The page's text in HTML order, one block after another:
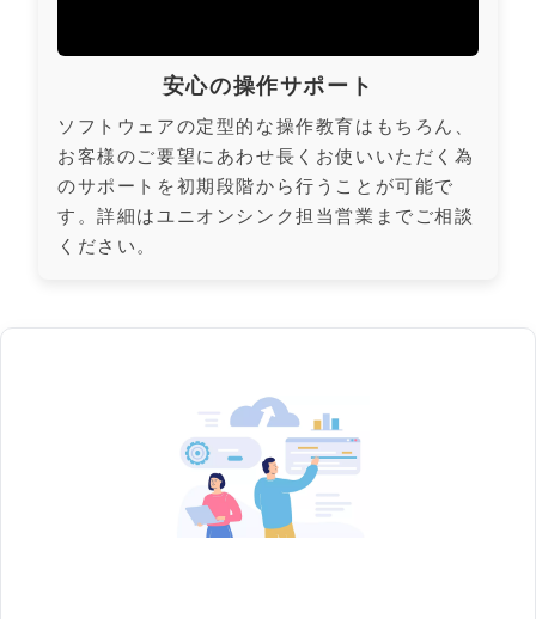
安心の操作サポート
ソフトウェアの定型的な操作教育はもちろん、
お客様のご要望にあわせ長くお使いいただく為
のサポートを初期段階から行うことが可能で
す。詳細はユニオンシンク担当営業までご相談
ください。